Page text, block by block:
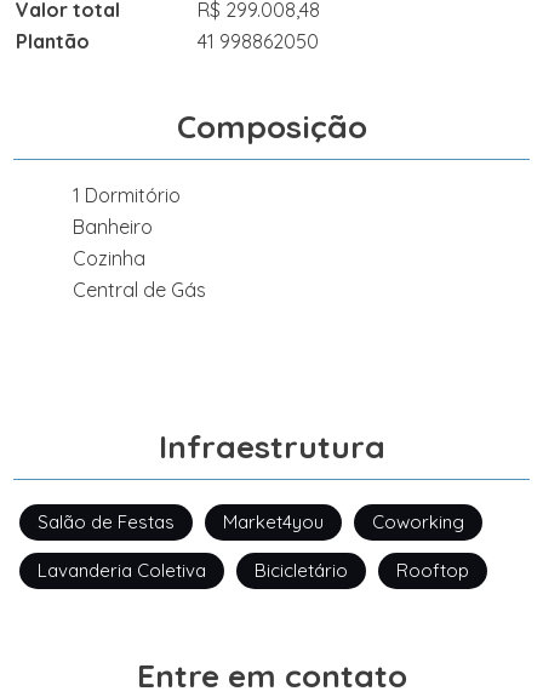
Valor total
R$ 299.008,48
Plantão
41 998862050
Composição
1 Dormitório
Banheiro
Cozinha
Central de Gás
Infraestrutura
Salão de Festas Market4you Coworking
Lavanderia Coletiva Bicicletário Rooftop
Entre em contato